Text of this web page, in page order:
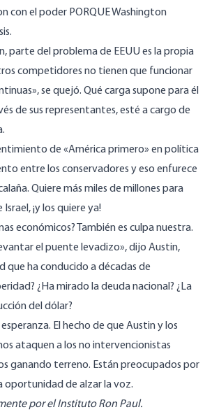
con el poder PORQUE Washington
parte del problema de EEUU es la propia
competidores no tienen que funcionar
se quejó. Qué carga supone para él
de sus representantes, esté a cargo de
de «América primero» en política
entre los conservadores y eso enfurece
Quiere más miles de millones para
¡y los quiere ya!
económicos? También es culpa nuestra.
el puente levadizo», dijo Austin,
que ha conducido a décadas de
¿Ha mirado la deuda nacional? ¿La
del dólar?
El hecho de que Austin y los
ataquen a los no intervencionistas
ganando terreno. Están preocupados por
oportunidad de alzar la voz.
por el Instituto Ron Paul.